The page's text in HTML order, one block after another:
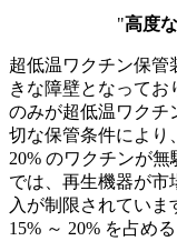
"高度
超低温ワクチン保管
きな障壁となってお
のみが超低温ワクチ
切な保管条件により
20% のワクチンが
では、再生機器が市
入が制限されてい
15% ～ 20% を占め